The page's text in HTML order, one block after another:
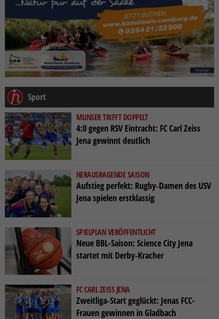
Sport
MUNSER TRIFFT DOPPELT
4:0 gegen RSV Eintracht: FC Carl Zeiss
Jena gewinnt deutlich
HERAUSRAGENDE SAISON
Aufstieg perfekt: Rugby‑Damen des USV
Jena spielen erstklassig
SPIELPLAN VERÖFFENTLICHT
Neue BBL-Saison: Science City Jena
startet mit Derby‑Kracher
FC CARL ZEISS JENA
Zweitliga‑Start geglückt: Jenas FCC-
Frauen gewinnen in Gladbach